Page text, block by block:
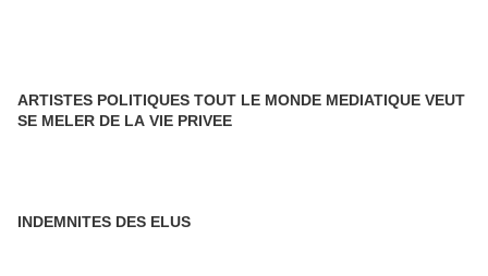
ARTISTES POLITIQUES TOUT LE MONDE MEDIATIQUE VEUT
SE MELER DE LA VIE PRIVEE
INDEMNITES DES ELUS